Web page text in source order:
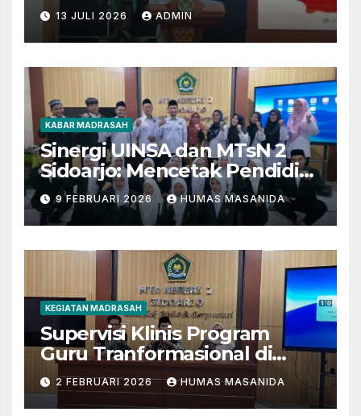
13 JULI 2026 ADMIN
KABAR MADRASAH
Sinergi UINSA dan MTsN 2
Sidoarjo: Mencetak Pendidik
Berkarakter Menghadapi
Tantangan Zaman
9 FEBRUARI 2026 HUMAS MASANIDA
KEGIATAN MADRASAH
Supervisi Klinis Program
Guru Tranformasional di
MTsN 2 Sidoarjo
2 FEBRUARI 2026 HUMAS MASANIDA